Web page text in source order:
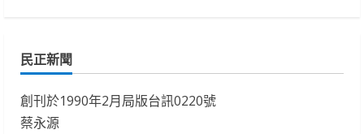
民正新聞
創刊於1990年2月局版台訊0220號
蔡永源